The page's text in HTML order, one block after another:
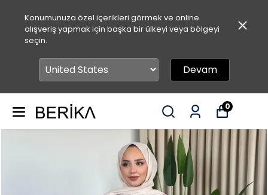
Konumunuza özel içerikleri görmek ve online
alışveriş yapmak için başka bir ülkeyi veya bölgeyi
seçin.
Devam
0